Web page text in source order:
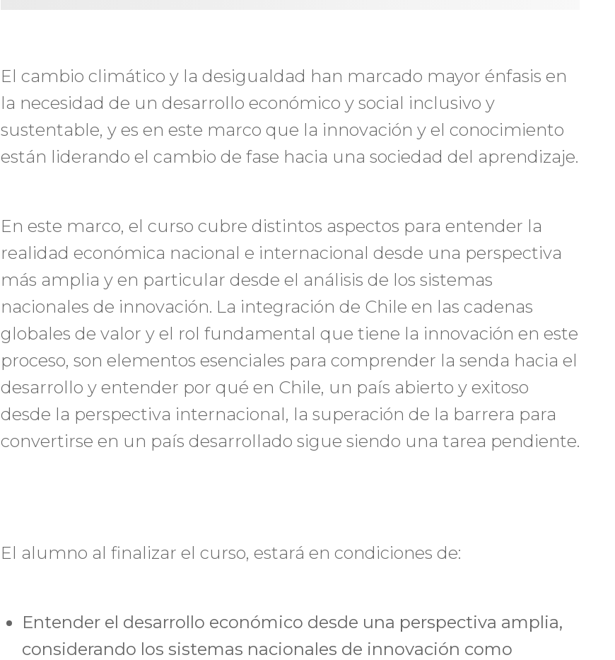
El cambio climático y la desigualdad han marcado mayor énfasis en
la necesidad de un desarrollo económico y social inclusivo y
sustentable, y es en este marco que la innovación y el conocimiento
están liderando el cambio de fase hacia una sociedad del aprendizaje.
En este marco, el curso cubre distintos aspectos para entender la
realidad económica nacional e internacional desde una perspectiva
más amplia y en particular desde el análisis de los sistemas
nacionales de innovación. La integración de Chile en las cadenas
globales de valor y el rol fundamental que tiene la innovación en este
proceso, son elementos esenciales para comprender la senda hacia el
desarrollo y entender por qué en Chile, un país abierto y exitoso
desde la perspectiva internacional, la superación de la barrera para
convertirse en un país desarrollado sigue siendo una tarea pendiente.
El alumno al finalizar el curso, estará en condiciones de:
Entender el desarrollo económico desde una perspectiva amplia,
considerando los sistemas nacionales de innovación como